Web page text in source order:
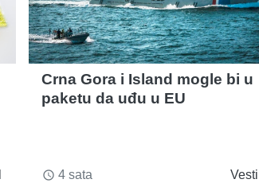
Crna Gora i Island mogle bi u
paketu da uđu u EU
access_time 4 sata Vesti